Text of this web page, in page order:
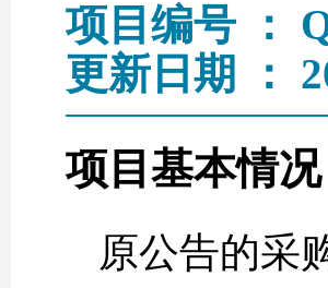
项目编号 ：
更新日期 ：
项目基本情况
原公告的采